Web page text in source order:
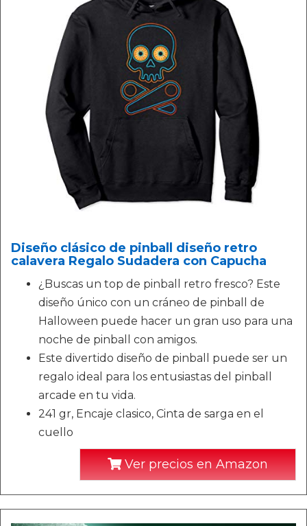
Diseño clásico de pinball diseño retro
calavera Regalo Sudadera con Capucha
¿Buscas un top de pinball retro fresco? Este
diseño único con un cráneo de pinball de
Halloween puede hacer un gran uso para una
noche de pinball con amigos.
Este divertido diseño de pinball puede ser un
regalo ideal para los entusiastas del pinball
arcade en tu vida.
241 gr, Encaje clasico, Cinta de sarga en el
cuello
Ver precios en Amazon